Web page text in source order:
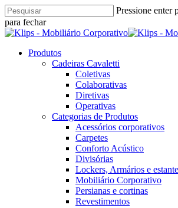
Skip
to
main
content
Pressione enter
para fechar
Close
pesquisar
Menu
Produtos
Cadeiras Cavaletti
Coletivas
Colaborativas
Diretivas
Operativas
Categorias de Produtos
Acessórios corporativos
Carpetes
Conforto Acústico
Divisórias
Lockers, Armários e
Mobiliário Corporativo
Persianas e cortinas
Revestimentos